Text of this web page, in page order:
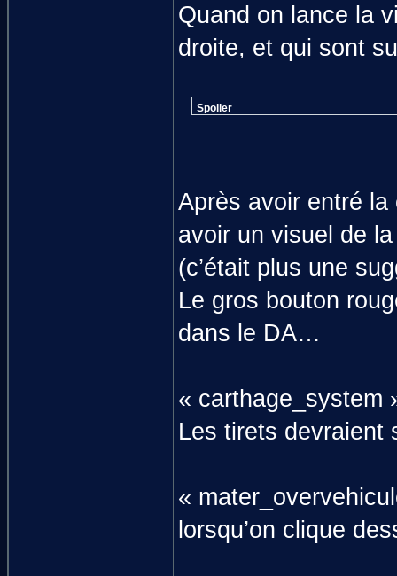
Quand on lance la
droite, et qui sont
Spoiler
Après avoir entré la
avoir un visuel de
(c’était plus une
Le gros bouton
dans le DA…
« carthage_system
Les tirets devraient
«
lorsqu’on clique